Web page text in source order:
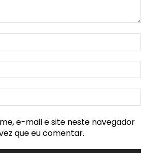
e-mail e site neste navegador
que eu comentar.